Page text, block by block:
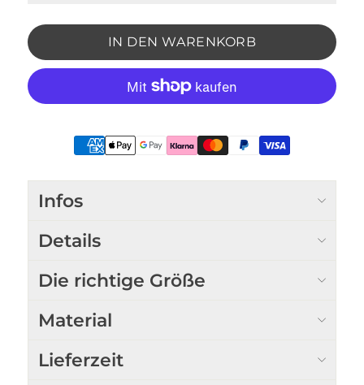
IN DEN WARENKORB
Infos
Details
Die richtige Größe
Material
Lieferzeit